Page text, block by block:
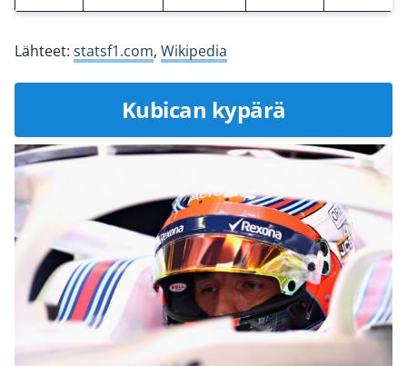
Lähteet: statsf1.com, Wikipedia
Kubican kypärä